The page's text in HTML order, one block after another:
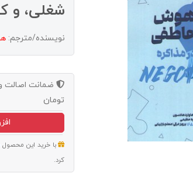
شغلی، و
نویسنده/مترجم:
ضمانت اصالت
تومان
با خرید این محصول
کرد.